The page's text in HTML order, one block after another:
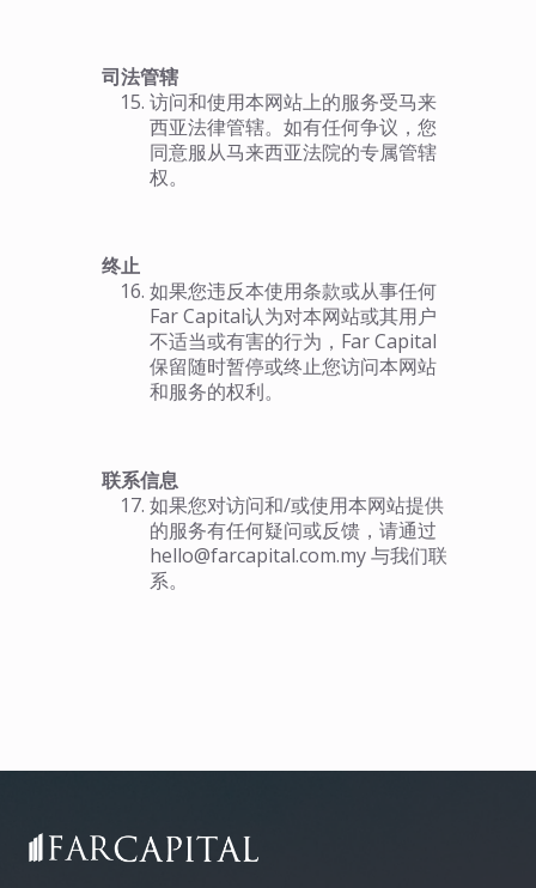
司法管辖
访问和使用本网站上的服务受马来
西亚法律管辖。如有任何争议，您
同意服从马来西亚法院的专属管辖
权。
终止
如果您违反本使用条款或从事任何
Far Capital认为对本网站或其用户
不适当或有害的行为，Far Capital
保留随时暂停或终止您访问本网站
和服务的权利。
联系信息
如果您对访问和/或使用本网站提供
的服务有任何疑问或反馈，请通过
hello@farcapital.com.my与我们联
系。